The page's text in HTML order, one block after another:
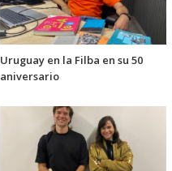
Uruguay en la Filba en su 50
aniversario